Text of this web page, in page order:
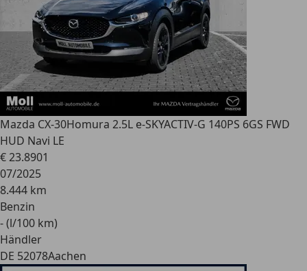
Mazda CX-30Homura 2.5L e-SKYACTIV-G 140PS 6GS FWD
HUD Navi LE
€ 23.8901
07/2025
8.444 km
Benzin
- (l/100 km)
Händler
DE 52078Aachen